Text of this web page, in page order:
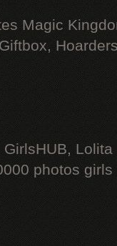
Magic
Lolita
photos